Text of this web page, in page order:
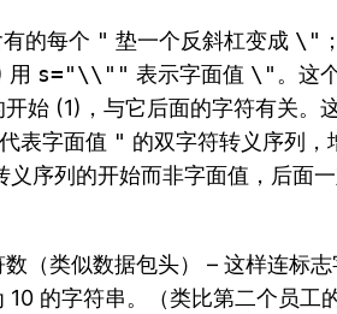
的每个 " 垫一个反斜杠变成 \"
用 s="\\"" 表示字面值 \"。这
始 (1)，与它后面的字符有关。
表字面值 " 的双字符转义序列，
义序列的开始而非字面值，后面
（类似数据包头） – 这样连标
10 的字符串。（类比第二个员工